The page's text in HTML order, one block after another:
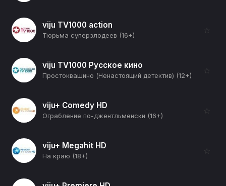
viju TV1000 action
Тюрьма суперзлодеев (16+)
☆
viju TV1000 Русское кино
Простоквашино (Ненастоящий детектив) (12+)
☆
viju+ Comedy HD
Ограбление по-джентльменски (16+)
☆
viju+ Megahit HD
На краю (18+)
☆